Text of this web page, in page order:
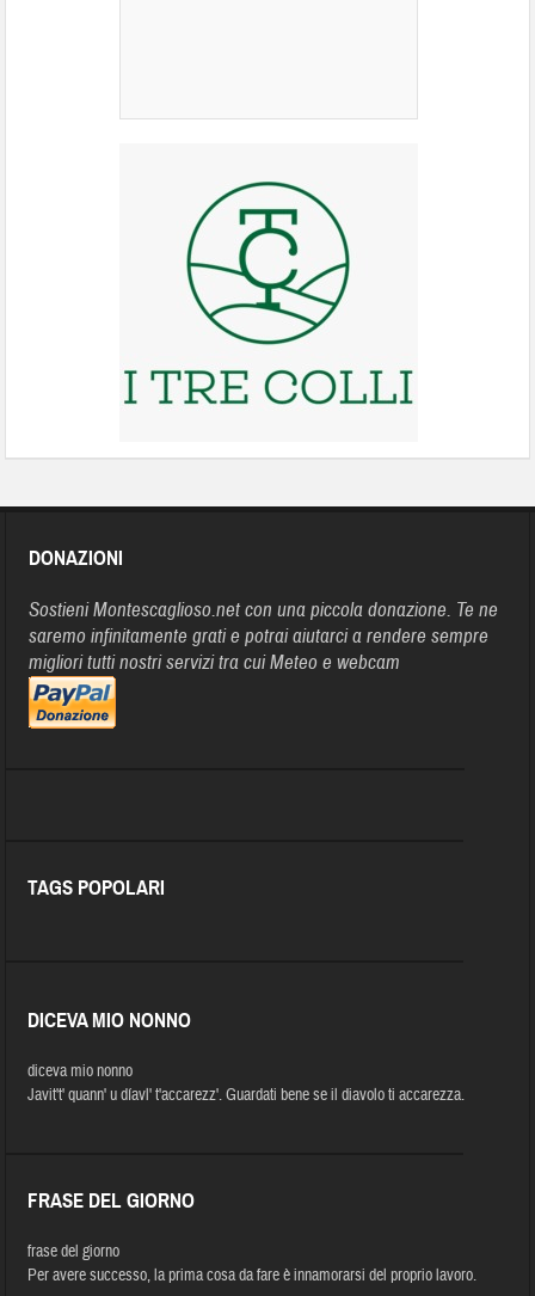
DONAZIONI
Sostieni Montescaglioso.net con una piccola donazione. Te ne
saremo infinitamente grati e potrai aiutarci a rendere sempre
migliori tutti nostri servizi tra cui Meteo e webcam
TAGS POPOLARI
DICEVA MIO NONNO
diceva mio nonno
Javit't' quann' u díavl' t'accarezz'. Guardati bene se il diavolo ti accarezza.
FRASE DEL GIORNO
frase del giorno
Per avere successo, la prima cosa da fare è innamorarsi del proprio lavoro.